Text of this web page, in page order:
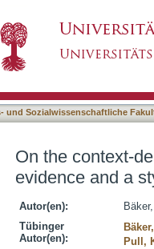
und Sozialwissenschaftliche
On the context-
evidence and a
Autor(en):
Tübinger
Autor(en):
Pull,